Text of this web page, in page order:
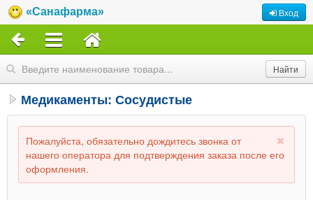
«Санафарма» Вход
Медикаменты: Сосудистые
Пожалуйста, обязательно дождитесь звонка от
нашего оператора для подтверждения заказа после его
оформления.